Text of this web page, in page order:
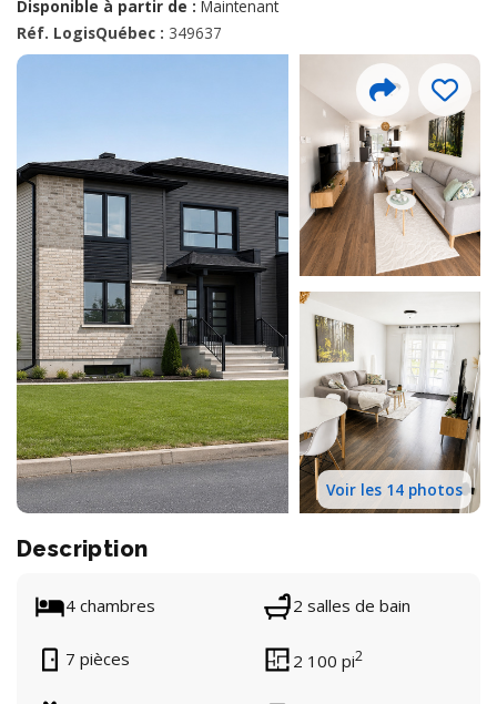
Disponible à partir de : Maintenant
Réf. LogisQuébec : 349637
Voir les 14 photos
Description
4 chambres 2 salles de bain
7 pièces 2 100 pi2